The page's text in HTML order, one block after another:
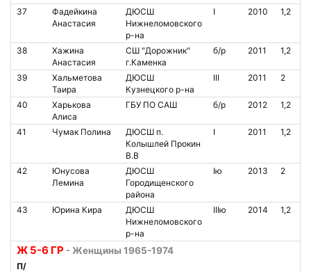
37
Фадейкина
Анастасия
ДЮСШ
Нижнеломовского
р-на
I 2010 1,2
38
Хажина
Анастасия
СШ "Дорожник"
г.Каменка
б/р 2011 1,2
39
Хальметова
Таира
ДЮСШ
Кузнецкого р-на
III 2011 2
40
Харькова
Алиса
ГБУ ПО САШ б/р 2012 1,2
41 Чумак Полина
ДЮСШ п.
Колышлей Прокин
В.В
I 2011 1,2
42
Юнусова
Лемина
ДЮСШ
Городищенского
района
Iю 2013 2
43 Юрина Кира
ДЮСШ
Нижнеломовского
р-на
IIIю 2014 1,2
Ж 5-6 ГР - Женщины 1965-1974
П/